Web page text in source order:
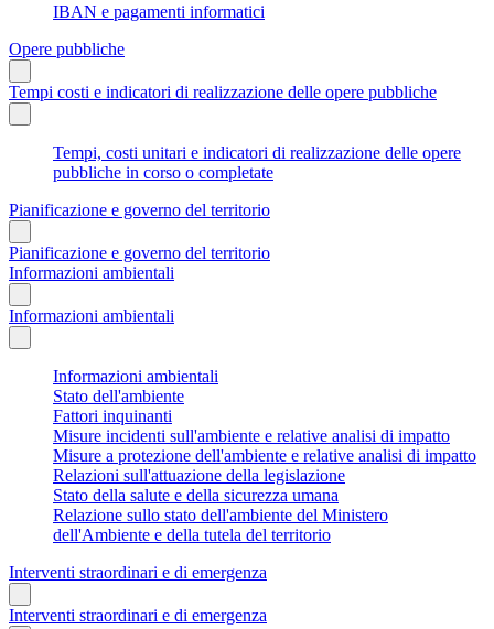
IBAN e pagamenti informatici
Opere pubbliche
Tempi costi e indicatori di realizzazione delle opere pubbliche
Tempi, costi unitari e indicatori di realizzazione delle opere
pubbliche in corso o completate
Pianificazione e governo del territorio
Pianificazione e governo del territorio
Informazioni ambientali
Informazioni ambientali
Informazioni ambientali
Stato dell'ambiente
Fattori inquinanti
Misure incidenti sull'ambiente e relative analisi di impatto
Misure a protezione dell'ambiente e relative analisi di impatto
Relazioni sull'attuazione della legislazione
Stato della salute e della sicurezza umana
Relazione sullo stato dell'ambiente del Ministero
dell'Ambiente e della tutela del territorio
Interventi straordinari e di emergenza
Interventi straordinari e di emergenza